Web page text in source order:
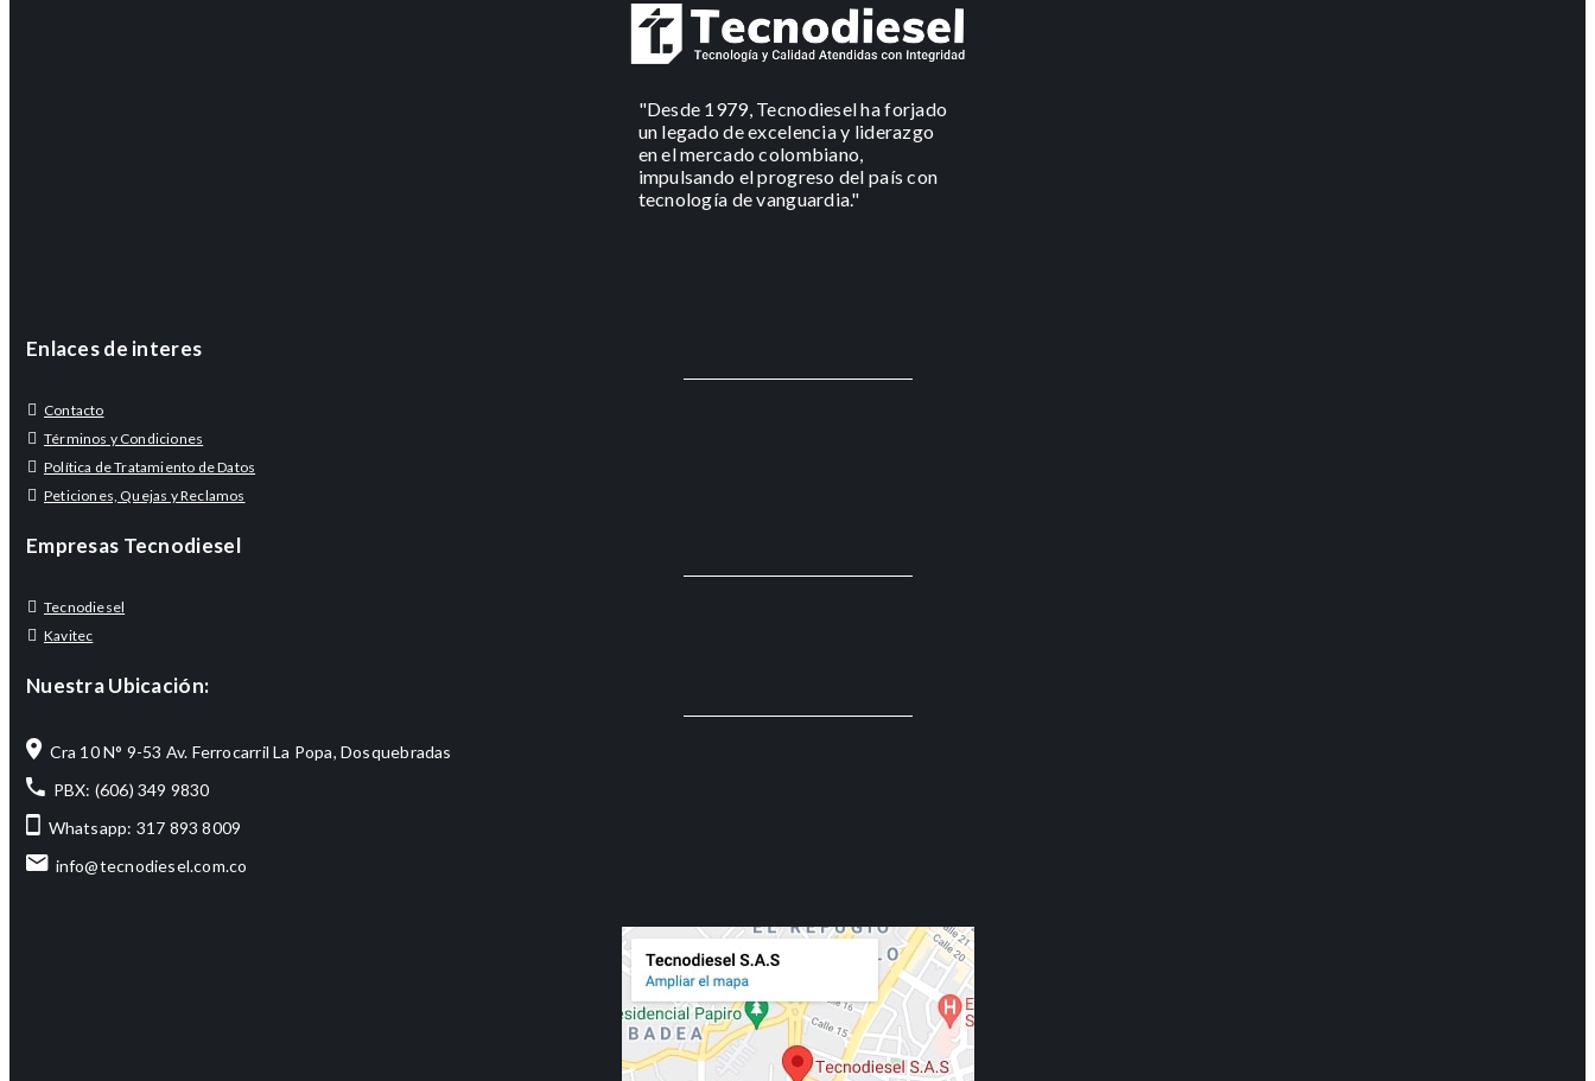
"Desde 1979, Tecnodiesel ha forjado
un legado de excelencia y liderazgo
en el mercado colombiano,
impulsando el progreso del país con
tecnología de vanguardia."
Enlaces de interes
Contacto
Términos y Condiciones
Política de Tratamiento de Datos
Peticiones, Quejas y Reclamos
Empresas Tecnodiesel
Tecnodiesel
Kavitec
Nuestra Ubicación:
Cra 10 N° 9-53 Av. Ferrocarril La Popa, Dosquebradas
PBX: (606) 349 9830
Whatsapp: 317 893 8009
info@tecnodiesel.com.co